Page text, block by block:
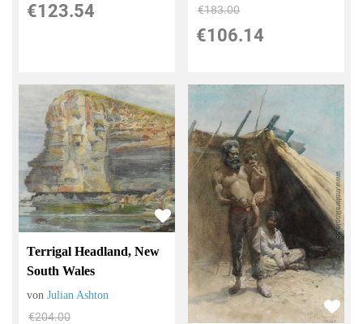
€123.54 €183.00
€106.14
Terrigal Headland, New
South Wales
vonJulian Ashton
€204.00